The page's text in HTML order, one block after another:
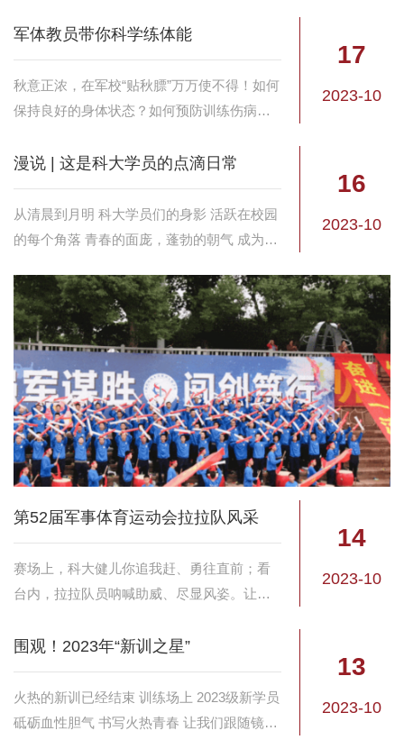
军体教员带你科学练体能
秋意正浓，在军校“贴秋膘”万万使不得！如何
保持良好的身体状态？如何预防训练伤病，
军体教员带你科学练体能，快跟着训练计划
一起练起来吧！
17
2023-10
漫说 | 这是科大学员的点滴日常
从清晨到月明 科大学员们的身影 活跃在校园
的每个角落 青春的面庞，蓬勃的朝气 成为校
体验科大学员的一天吧 起床 响亮的口号 收拾
美梦，迎...
16
2023-10
第52届军事体育运动会拉拉队风采
赛场上，科大健儿你追我赶、勇往直前；看
台内，拉拉队员呐喊助威、尽显风姿。让我
14
2023-10
围观！2023年“新训之星”
火热的新训已经结束 训练场上 2023级新学员
砥砺血性胆气 书写火热青春 让我们跟随镜头
13
2023-10